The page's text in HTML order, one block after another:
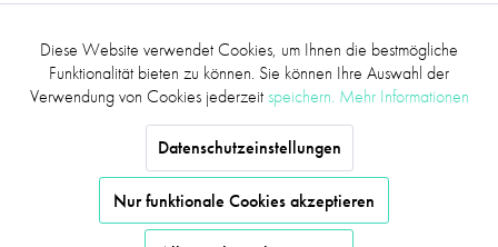
Versandkosten.
Funktionale Aktiv
Inaktiv
Diese Website verwendet Cookies, um Ihnen die bestmögliche
Funktionalität bieten zu können. Sie können Ihre Auswahl der
Verwendung von Cookies jederzeitspeichern. Mehr Informationen
Datenschutzeinstellungen
Nur funktionale Cookies akzeptieren